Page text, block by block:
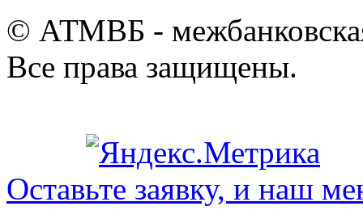
© АТМВБ -
Все права защищены.
Оставьте заявку, и наш